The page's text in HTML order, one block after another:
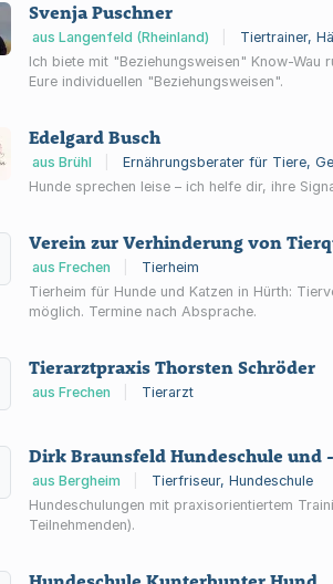
Svenja Puschner
aus Langenfeld (Rheinland)
Tiertrainer,
Ich biete mit "Beziehungsweisen" Know-Wau
Eure individuellen "Beziehungsweisen".
Edelgard Busch
aus Brühl
Ernährungsberater für Tiere,
Hunde sprechen leise – ich helfe dir, ihre
Verein zur Verhinderung von
aus Frechen
Tierheim
Tierheim für Hunde und Katzen in Hürth:
möglich. Termine nach Absprache.
Tierarztpraxis Thorsten Schröder
aus Frechen Tierarzt
Dirk Braunsfeld Hundeschule und
aus Bergheim
Tierfriseur, Hundeschule
Hundeschulungen mit praxisorientiertem
Teilnehmenden).